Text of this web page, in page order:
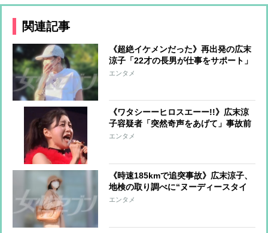
関連記事
《超絶イケメンだった》再出発の広末
涼子「22才の長男が仕事をサポート」
美人インフルエンサーと真剣交際中の
エンタメ
《ワタシーーヒロスエーー!!》広末涼
子容疑者「突然奇声をあげて」事故前
後の奇行詳報「もともと独自の世界観
エンタメ
《時速185kmで追突事故》広末涼子、
地検の取り調べに“ヌーディースタイ
ル”で出頭 危険運転致傷は適用され
エンタメ